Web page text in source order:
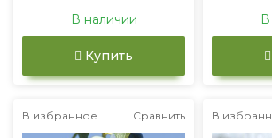
В наличии
Купить
В избранное Сравнить В